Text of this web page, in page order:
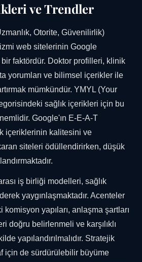
ve Trendler
Otorite, Güvenilirlik)
web sitelerinin Google
bir faktördür. Doktor profilleri, klinik
yorumları ve bilimsel içerikler ile
mümkündür. YMYL (Your
sağlık içerikleri için bu
Google'ın E-E-A-T
içeriklerinin kalitesini ve
siteleri ödüllendirirken, düşük
iş birliği modelleri, sağlık
yaygınlaşmaktadır. Acenteler
yapıları, anlaşma şartları
doğru belirlenmeli ve karşılıklı
yapılandırılmalıdır. Stratejik
için de sürdürülebilir büyüme